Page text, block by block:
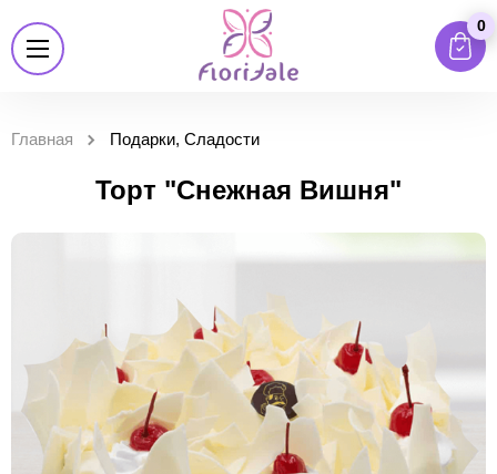
0
Главная Подарки, Сладости
Торт "Снежная Вишня"